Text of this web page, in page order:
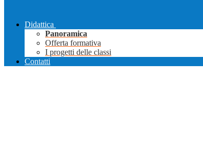
Didattica
Panoramica
Offerta formativa
I progetti delle classi
Contatti